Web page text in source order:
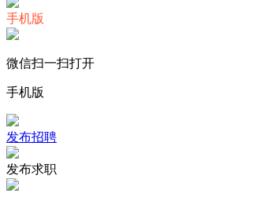
手机版
微信扫一扫打开
手机版
发布招聘
发布求职